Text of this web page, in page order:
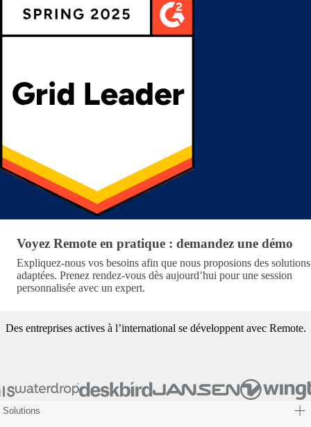
Voyez Remote en pratique : demandez une démo
Voyez Remote en pratique : demandez une démo
Expliquez-nous vos besoins afin que nous proposions des solutions
adaptées. Prenez rendez-vous dès aujourd’hui pour une session
personnalisée avec un expert.
Des entreprises actives à l’international se développent avec Remote.
Solutions